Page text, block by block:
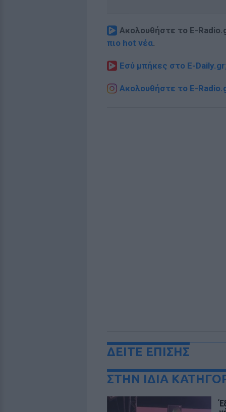
Ακολουθήστε το E-
πιο hot νέα.
Εσύ μπήκες στο E-
Ακολουθήστε το E-
ΔΕΙΤΕ ΕΠΙΣΗΣ
ΣΤΗΝ ΙΔΙΑ